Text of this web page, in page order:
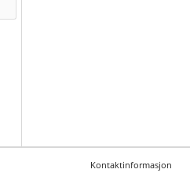
Kontaktinformasjon